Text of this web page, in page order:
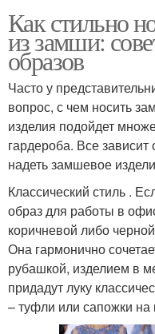
Как стильно
из замши:
образов
Часто у
вопрос, с чем носить
изделия подойдет
гардероба. Все зависит
надеть замшевое
Классический стиль .
образ для работы в
коричневой либо
Она гармонично
рубашкой, изделием в
придадут луку
– туфли или сапожки на